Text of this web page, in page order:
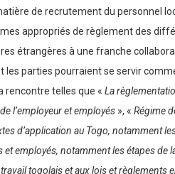
de recrutement du personnel
appropriés de règlement des
étrangères à une franche
parties pourraient se servir
rencontre telles que « La
l’employeur et employés », « Régime
d’application au Togo, notamment
employés, notamment les étapes de
togolais et aux lois et règlements